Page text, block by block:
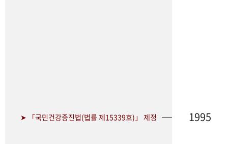
➤ 「국민건강증진법(법률 제15339호)」 제정 1995